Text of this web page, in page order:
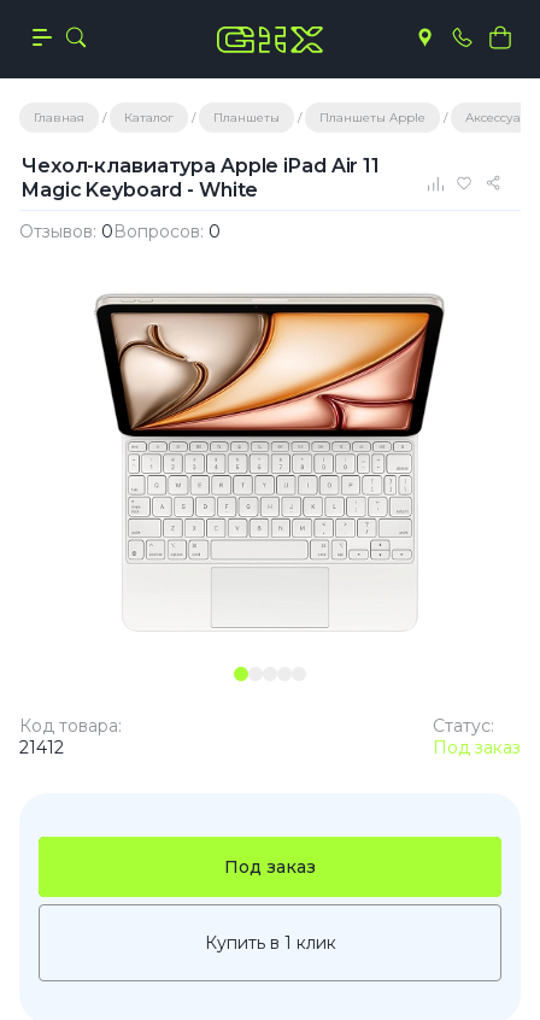
Главная Каталог Планшеты Планшеты Apple
Чехол-клавиатура Apple iPad Air 11
Magic Keyboard - White
Отзывов: 0Вопросов: 0
Статус:
Под заказ
Код товара:
21412
Под заказ
Купить в 1 клик